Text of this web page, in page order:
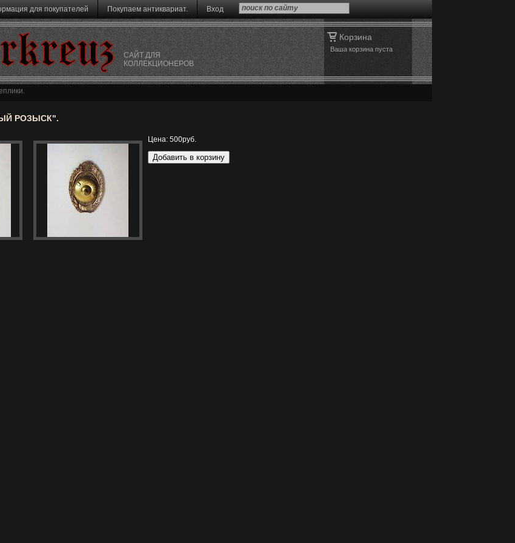
для покупателей Покупаем антиквариат. Вход поиск по сайту
САЙТ ДЛЯ
КОЛЛЕКЦИОНЕРОВ
Корзина
Ваша корзина пуста
РОЗЫСК".
Цена: 500руб.